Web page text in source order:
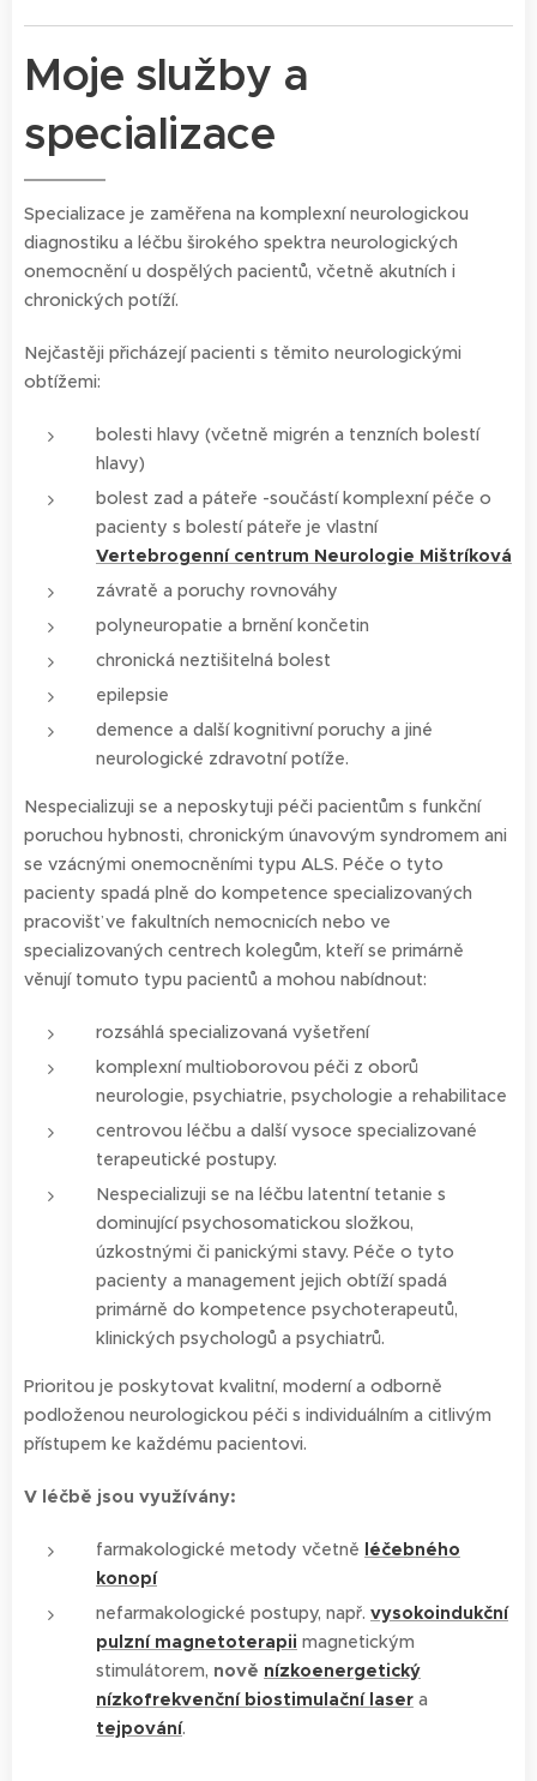
Moje služby a
specializace
Specializace je zaměřena na komplexní neurologickou
diagnostiku a léčbu širokého spektra neurologických
onemocnění u dospělých pacientů, včetně akutních i
chronických potíží.
Nejčastěji přicházejí pacienti s těmito neurologickými
obtížemi:
bolesti hlavy (včetně migrén a tenzních bolestí
hlavy)
bolest zad a páteře -součástí komplexní péče o
pacienty s bolestí páteře je vlastní
Vertebrogenní centrum Neurologie Mištríková
závratě a poruchy rovnováhy
polyneuropatie a brnění končetin
chronická neztišitelná bolest
epilepsie
demence a další kognitivní poruchy a jiné
neurologické zdravotní potíže.
Nespecializuji se a neposkytuji péči pacientům s funkční
poruchou hybnosti, chronickým únavovým syndromem ani
se vzácnými onemocněními typu ALS. Péče o tyto
pacienty spadá plně do kompetence specializovaných
pracovišť ve fakultních nemocnicích nebo ve
specializovaných centrech kolegům, kteří se primárně
věnují tomuto typu pacientů a mohou nabídnout:
rozsáhlá specializovaná vyšetření
komplexní multioborovou péči z oborů
neurologie, psychiatrie, psychologie a rehabilitace
centrovou léčbu a další vysoce specializované
terapeutické postupy.
Nespecializuji se na léčbu latentní tetanie s
dominující psychosomatickou složkou,
úzkostnými či panickými stavy. Péče o tyto
pacienty a management jejich obtíží spadá
primárně do kompetence psychoterapeutů,
klinických psychologů a psychiatrů.
Prioritou je poskytovat kvalitní, moderní a odborně
podloženou neurologickou péči s individuálním a citlivým
přístupem ke každému pacientovi.
V léčbě jsou využívány:
farmakologické metody včetně léčebného
konopí
nefarmakologické postupy, např. vysokoindukční
pulzní magnetoterapii magnetickým
stimulátorem, nově nízkoenergetický
nízkofrekvenční biostimulační laser a
tejpování.